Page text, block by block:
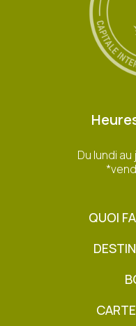
Du lundi au
QUOI